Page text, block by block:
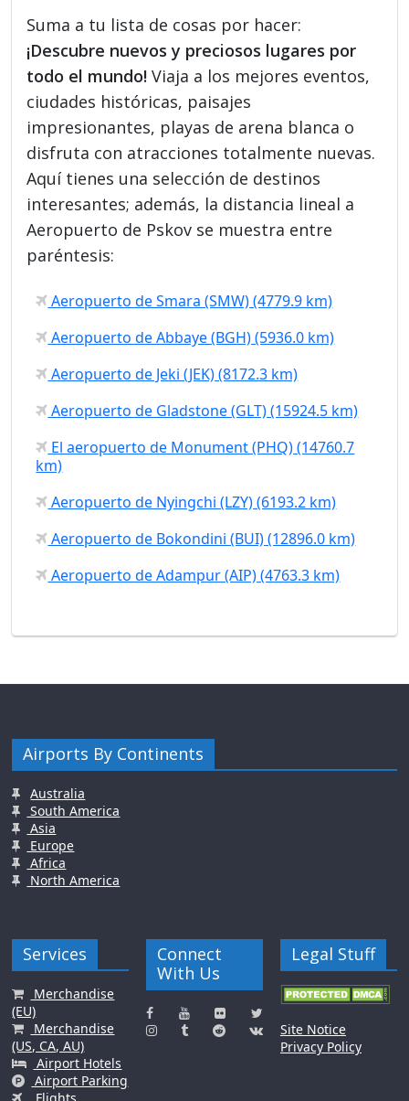
Suma a tu lista de cosas por hacer:
¡Descubre nuevos y preciosos lugares por
todo el mundo! Viaja a los mejores eventos,
ciudades históricas, paisajes
impresionantes, playas de arena blanca o
disfruta con atracciones totalmente nuevas.
Aquí tienes una selección de destinos
interesantes; además, la distancia lineal a
Aeropuerto de Pskov se muestra entre
paréntesis:
Aeropuerto de Smara (SMW) (4779.9 km)
Aeropuerto de Abbaye (BGH) (5936.0 km)
Aeropuerto de Jeki (JEK) (8172.3 km)
Aeropuerto de Gladstone (GLT) (15924.5 km)
El aeropuerto de Monument (PHQ) (14760.7
km)
Aeropuerto de Nyingchi (LZY) (6193.2 km)
Aeropuerto de Bokondini (BUI) (12896.0 km)
Aeropuerto de Adampur (AIP) (4763.3 km)
Airports By Continents
Australia
South America
Asia
Europe
Africa
North America
Services
Merchandise
(EU)
Merchandise
(US, CA, AU)
Airport Hotels
Airport Parking
Connect
With Us
Legal Stuff
Site Notice
Privacy Policy